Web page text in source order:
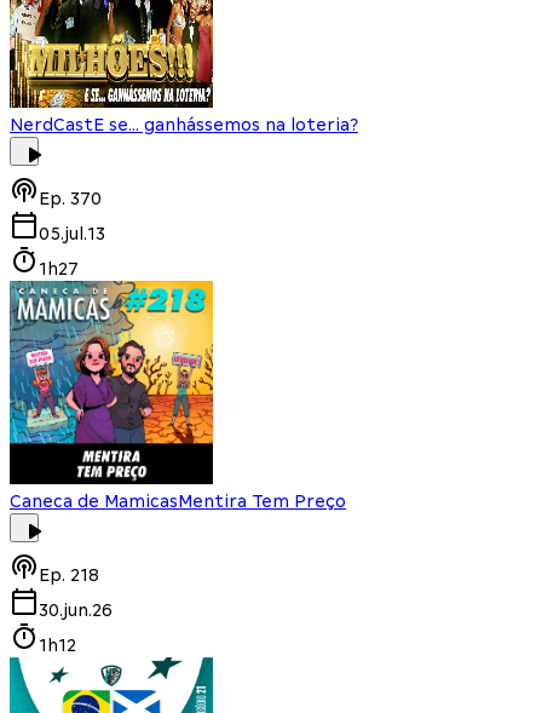
NerdCastE se... ganhássemos na loteria?
Ep. 370
05.jul.13
1h27
Caneca de MamicasMentira Tem Preço
Ep. 218
30.jun.26
1h12